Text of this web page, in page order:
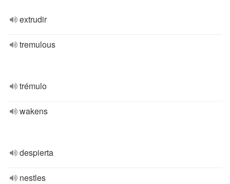
extrudir
tremulous
trémulo
wakens
despierta
nestles